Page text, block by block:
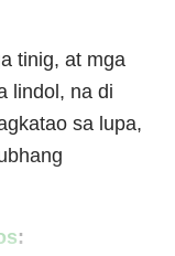
tinig, at mga
lindol, na di
sa lupa,
: